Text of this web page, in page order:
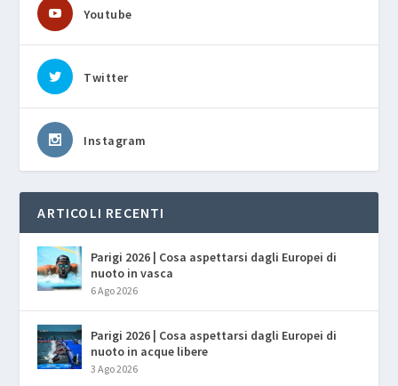
Youtube
Twitter
Instagram
ARTICOLI RECENTI
Parigi 2026 | Cosa aspettarsi dagli Europei di
nuoto in vasca
6 Ago 2026
Parigi 2026 | Cosa aspettarsi dagli Europei di
nuoto in acque libere
3 Ago 2026